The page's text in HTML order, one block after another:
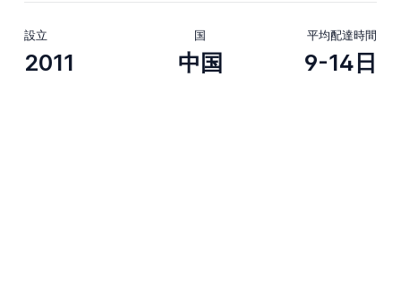
設立
2011
国
中国
平均配達時間
9-14日